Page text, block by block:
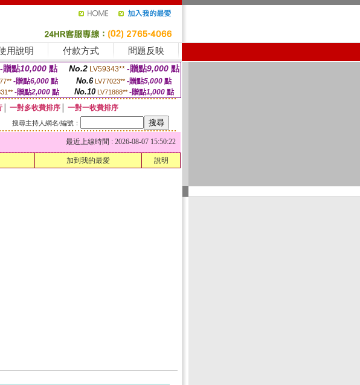
用說明 付款方式 問題反映
-贈點10,000 點 No.2 LV59343** -贈點9,000 點
-贈點6,000點 No.6 LV77023** -贈點5,000點
-贈點2,000點 No.10 LV71888** -贈點1,000 點
│ 一對多收費排序
一對一收費排序
搜尋主持人網名/編號：
最近上線時間 : 2026-08-07 15:50:22
加到我的最愛 說明